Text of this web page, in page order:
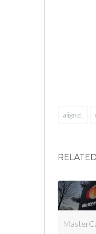
alignet